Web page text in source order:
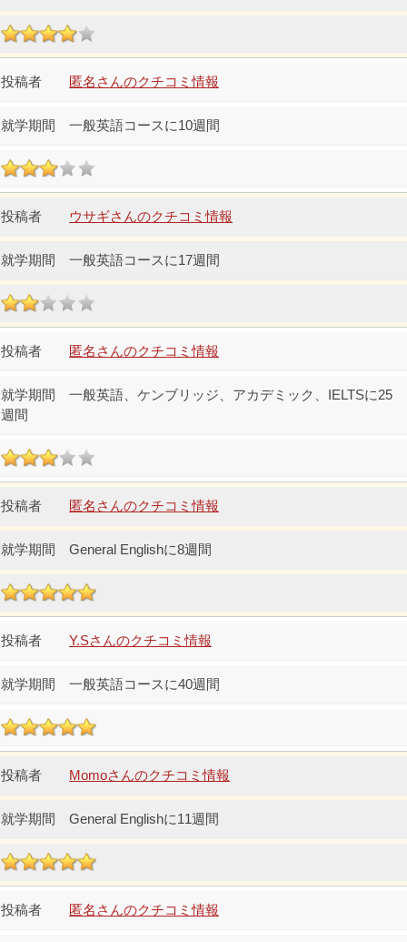
匿名さんのクチコミ情報
一般英語コースに10週間
ウサギさんのクチコミ情報
一般英語コースに17週間
匿名さんのクチコミ情報
一般英語、ケンブリッジ、アカデミック、IELTSに25
週間
匿名さんのクチコミ情報
General Englishに8週間
Y.Sさんのクチコミ情報
一般英語コースに40週間
Momoさんのクチコミ情報
General Englishに11週間
匿名さんのクチコミ情報